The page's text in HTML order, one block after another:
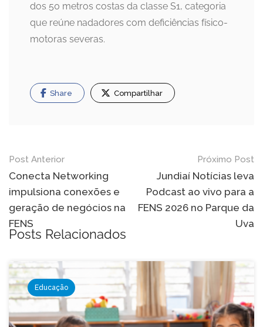
dos 50 metros costas da classe S1, categoria
que reúne nadadores com deficiências físico-
motoras severas.
Share Compartilhar
Navegação
de
Post
Post Anterior
Conecta Networking
impulsiona conexões e
geração de negócios na
FENS
Próximo Post
Jundiaí Notícias leva
Podcast ao vivo para a
FENS 2026 no Parque da
Uva
Posts Relacionados
Educação